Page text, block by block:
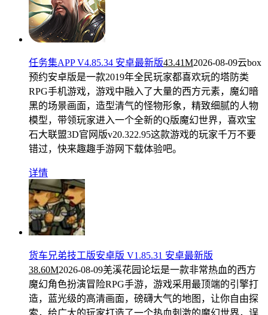
任务集APP V4.85.34 安卓最新版43.41M2026-08-09云box
预约安卓版是一款2019年全民玩家都喜欢玩的塔防类
RPG手机游戏，游戏中融入了大量的西方元素，魔幻暗
黑的场景画面，造型清气的怪物形象，精致细腻的人物
模型，带领玩家进入一个全新的Q版魔幻世界，喜欢宝
石大联盟3D官网版v20.322.95这款游戏的玩家千万不要
错过，快来趣趣手游网下载体验吧。
详情
货车兄弟技工版安卓版 V1.85.31 安卓最新版
38.60M2026-08-09羌溪花园论坛是一款非常热血的西方
魔幻角色扮演冒险RPG手游，游戏采用最顶端的引擎打
造，蓝光级的高清画面，磅礴大气的地图，让你自由探
索，给广大的玩家打造了一个热血刺激的魔幻世界，误